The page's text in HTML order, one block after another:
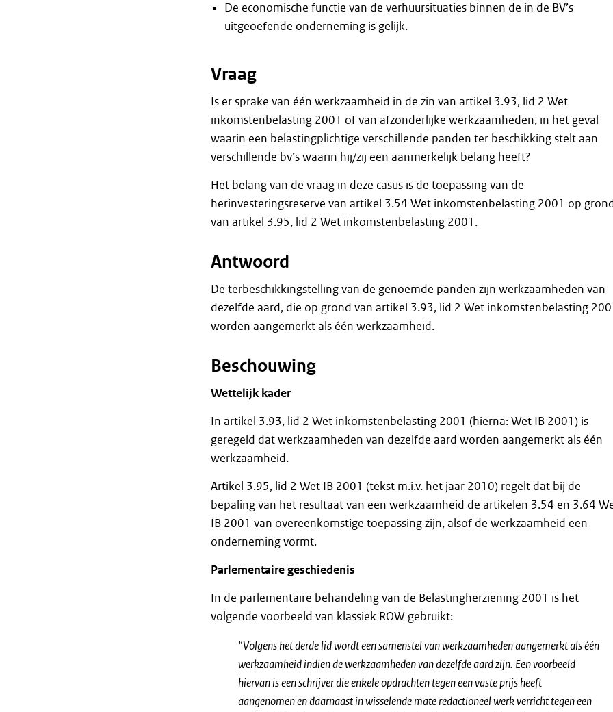
De economische functie van de verhuursituaties binnen de in de BV’s
uitgeoefende onderneming is gelijk.
Vraag
Is er sprake van één werkzaamheid in de zin van artikel 3.93, lid 2 Wet
inkomstenbelasting 2001 of van afzonderlijke werkzaamheden, in het geval
waarin een belastingplichtige verschillende panden ter beschikking stelt aan
verschillende bv’s waarin hij/zij een aanmerkelijk belang heeft?
Het belang van de vraag in deze casus is de toepassing van de
herinvesteringsreserve van artikel 3.54 Wet inkomstenbelasting 2001 op grond
van artikel 3.95, lid 2 Wet inkomstenbelasting 2001.
Antwoord
De terbeschikkingstelling van de genoemde panden zijn werkzaamheden van
dezelfde aard, die op grond van artikel 3.93, lid 2 Wet inkomstenbelasting
worden aangemerkt als één werkzaamheid.
Beschouwing
Wettelijk kader
In artikel 3.93, lid 2 Wet inkomstenbelasting 2001 (hierna: Wet IB 2001) is
geregeld dat werkzaamheden van dezelfde aard worden aangemerkt als één
werkzaamheid.
Artikel 3.95, lid 2 Wet IB 2001 (tekst m.i.v. het jaar 2010) regelt dat bij de
bepaling van het resultaat van een werkzaamheid de artikelen 3.54 en 3.64
IB 2001 van overeenkomstige toepassing zijn, alsof de werkzaamheid een
onderneming vormt.
Parlementaire geschiedenis
In de parlementaire behandeling van de Belastingherziening 2001 is het
volgende voorbeeld van klassiek ROW gebruikt:
“Volgens het derde lid wordt een samenstel van werkzaamheden aangemerkt als één
werkzaamheid indien de werkzaamheden van dezelfde aard zijn. Een voorbeeld
hiervan is een schrijver die enkele opdrachten tegen een vaste prijs heeft
aangenomen en daarnaast in wisselende mate redactioneel werk verricht tegen een